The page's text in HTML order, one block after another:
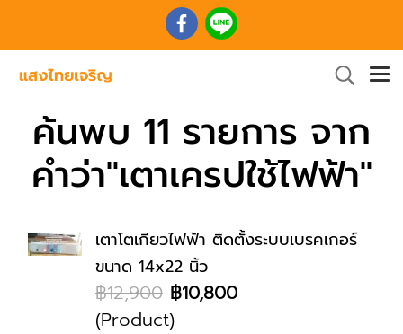
ค้นพบ 11 รายการ จาก
คำว่า"เตาเครปใช้ไฟฟ้า"
เตาโตเกียวไฟฟ้า ติดตั้งระบบเบรคเกอร์
ขนาด 14x22 นิ้ว
฿12,900 ฿10,800
(Product)